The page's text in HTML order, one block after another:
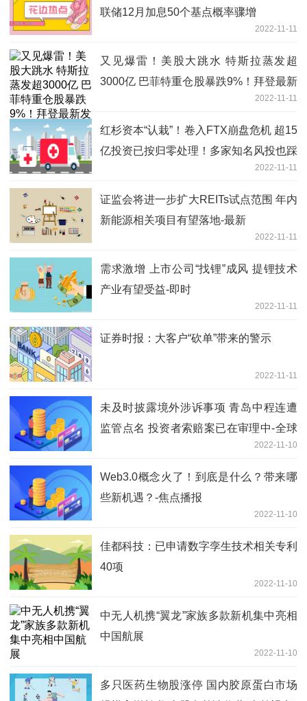
联储12月加息50个基点概率骤增
2022-11-11
又见爆雷！美股大跳水 特斯拉蒸发超
3000亿 巴菲特重仓股暴跌9%！拜登最新
2022-11-11
红杉资本“认栽”！卷入FTX崩盘危机 超15
亿投资已按归零处理！多家知名风投也踩
2022-11-11
证监会将进一步扩大REITs试点范围 年内
新能源相关项目有望落地-最新
2022-11-11
需求激增 上市公司“找锂”成风 提锂技术
产业有望受益-即时
2022-11-11
证券时报：大客户“砍单”带来的警示
2022-11-11
未及时披露境外涉诉事项 青岛中程连遭
监管点名 投资者索赔案已在审理中-全球
2022-11-10
Web3.0概念火了！到底是什么？带来哪
些新机遇？-焦点播报
2022-11-10
佳都科技：已申请数字孪生技术相关专利
40项
2022-11-10
中无人机携“翼龙”家族多款新机集中亮相
中国航展
2022-11-10
多只医药生物股涨停 国内胶原蛋白市场